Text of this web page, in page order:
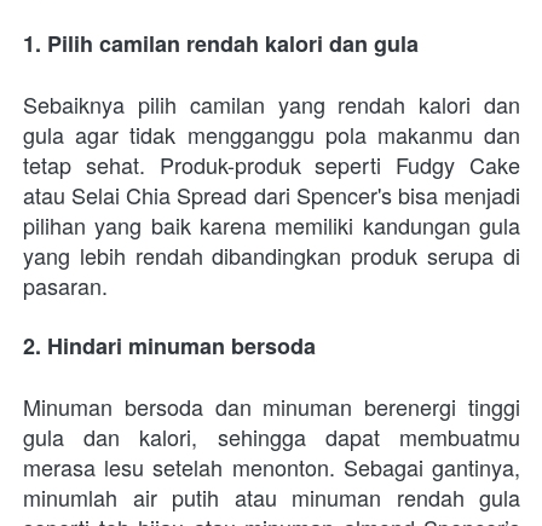
1. Pilih camilan rendah kalori dan gula
Sebaiknya pilih camilan yang rendah kalori dan
gula agar tidak mengganggu pola makanmu dan
tetap sehat. Produk-produk seperti Fudgy Cake
atau Selai Chia Spread dari Spencer's bisa menjadi
pilihan yang baik karena memiliki kandungan gula
yang lebih rendah dibandingkan produk serupa di
pasaran.
2. Hindari minuman bersoda
Minuman bersoda dan minuman berenergi tinggi
gula dan kalori, sehingga dapat membuatmu
merasa lesu setelah menonton. Sebagai gantinya,
minumlah air putih atau minuman rendah gula